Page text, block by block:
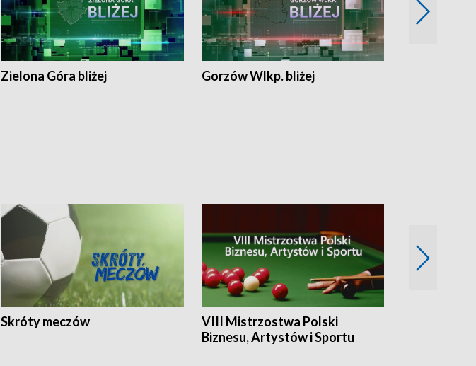
Zielona Góra bliżej Gorzów Wlkp. bliżej
Skróty meczów
VIII Mistrzostwa Polski
Biznesu, Artystów i Sportu